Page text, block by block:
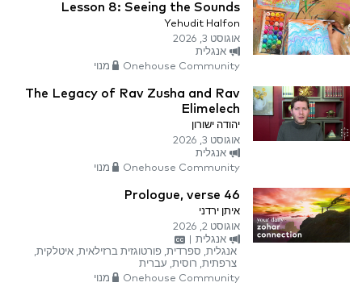
Lesson 8: Seeing the Sounds
Yehudit Halfon
אוגוסט 3, 2026
אנגלית
Onehouse Community מנוי
The Legacy of Rav Zusha and Rav
Elimelech
יהודה ישורון
אוגוסט 3, 2026
אנגלית
Onehouse Community מנוי
Prologue, verse 46
איתן ירדני
אוגוסט 2, 2026
אנגלית
אנגלית, ספרדית, פורטוגזית ברזילאית, איטלקית,
צרפתית, רוסית, עברית
Onehouse Community מנוי